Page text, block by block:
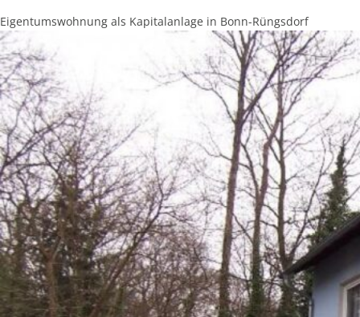
Eigentumswohnung als Kapitalanlage in Bonn-Rüngsdorf